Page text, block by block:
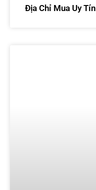
Địa Chỉ Mua Uy Tín